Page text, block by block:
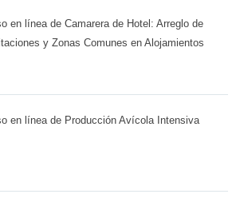
en línea de Camarera de Hotel: Arreglo de
y Zonas Comunes en Alojamientos
en línea de Producción Avícola Intensiva